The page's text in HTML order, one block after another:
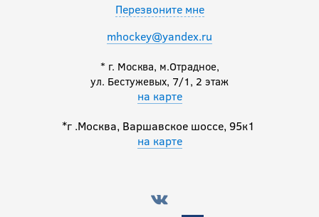
Перезвоните мне
mhockey@yandex.ru
* г. Москва, м.Отрадное,
ул. Бестужевых, 7/1, 2 этаж
на карте
*г .Москва, Варшавское шоссе, 95к1
на карте